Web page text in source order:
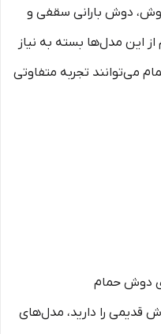
دوش بارانی سقفی و
این مدل‌ها بسته به نیاز
می‌توانند تجربه متفاوتی
دوش حمام
قدیمی را دارید، مدل‌های